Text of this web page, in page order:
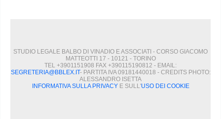
STUDIO LEGALE BALBO DI VINADIO E ASSOCIATI - CORSO GIACOMO
MATTEOTTI 17 - 10121 - TORINO
TEL +3901151908 FAX +390115190812 - EMAIL:
SEGRETERIA@BBLEX.IT- PARTITA IVA 09181440018 - CREDITS PHOTO:
ALESSANDRO ISETTA
INFORMATIVA SULLA PRIVACYE SULL'USO DEI COOKIE